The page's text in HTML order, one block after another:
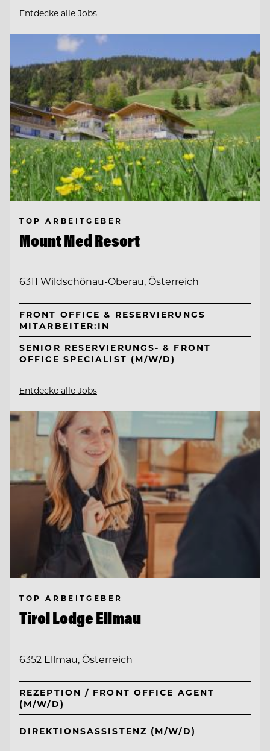
Entdecke alle Jobs
TOP ARBEITGEBER
Mount Med Resort
6311 Wildschönau-Oberau, Österreich
FRONT OFFICE & RESERVIERUNGS
MITARBEITER:IN
SENIOR RESERVIERUNGS- & FRONT
OFFICE SPECIALIST (M/W/D)
Entdecke alle Jobs
TOP ARBEITGEBER
Tirol Lodge Ellmau
6352 Ellmau, Österreich
REZEPTION / FRONT OFFICE AGENT
(M/W/D)
DIREKTIONSASSISTENZ (M/W/D)